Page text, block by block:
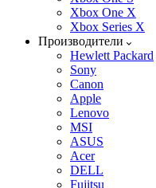
Xbox One X
Xbox Series X
Производители
Hewlett Packard
Sony
Canon
Apple
Lenovo
MSI
ASUS
Acer
DELL
Fujitsu